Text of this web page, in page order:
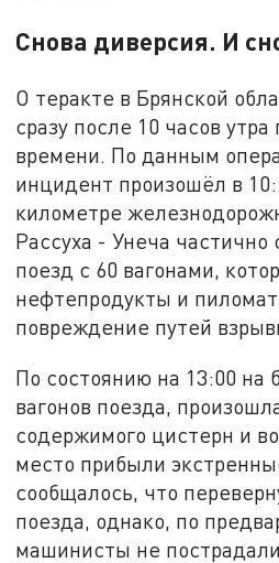
Снова диверсия. И
О теракте в Брянской
сразу после 10 часов
времени. По данным
инцидент произошёл в
километре
Рассуха - Унеча частично
поезд с 60 вагонами,
нефтепродукты и
повреждение путей
По состоянию на 13:00 на
вагонов поезда,
содержимого цистерн и
место прибыли
сообщалось, что
поезда, однако, по
машинисты не